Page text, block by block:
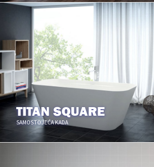
TITAN SQUARE
SAMOSTOJEĆA KADA